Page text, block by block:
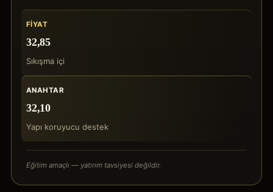
FIYAT
32,85
Sıkışma içi
ANAHTAR
32,10
Yapı koruyucu destek
Eğitim amaçlı — yatırım tavsiyesi değildir.